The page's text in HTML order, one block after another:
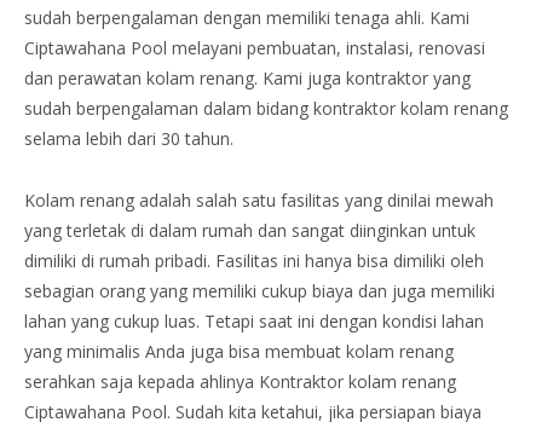
sudah berpengalaman dengan memiliki tenaga ahli. Kami
Ciptawahana Pool melayani pembuatan, instalasi, renovasi
dan perawatan kolam renang. Kami juga kontraktor yang
sudah berpengalaman dalam bidang kontraktor kolam renang
selama lebih dari 30 tahun.
Kolam renang adalah salah satu fasilitas yang dinilai mewah
yang terletak di dalam rumah dan sangat diinginkan untuk
dimiliki di rumah pribadi. Fasilitas ini hanya bisa dimiliki oleh
sebagian orang yang memiliki cukup biaya dan juga memiliki
lahan yang cukup luas. Tetapi saat ini dengan kondisi lahan
yang minimalis Anda juga bisa membuat kolam renang
serahkan saja kepada ahlinya Kontraktor kolam renang
Ciptawahana Pool. Sudah kita ketahui, jika persiapan biaya